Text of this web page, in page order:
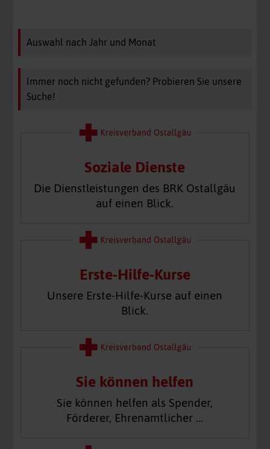
Auswahl nach Jahr und Monat
Immer noch nicht gefunden? Probieren Sie unsere
Suche!
Soziale Dienste
Die Dienstleistungen des BRK Ostallgäu
auf einen Blick.
Erste-Hilfe-Kurse
Unsere Erste-Hilfe-Kurse auf einen
Blick.
Sie können helfen
Sie können helfen als Spender,
Förderer, Ehrenamtlicher …